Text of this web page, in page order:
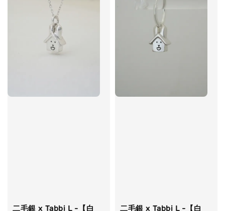
二毛銀 x Tabbi L -【白
二毛銀 x Tabbi L -【白